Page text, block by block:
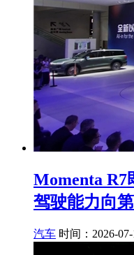
Momenta R7
驾驶能力向
汽车 时间：2026-